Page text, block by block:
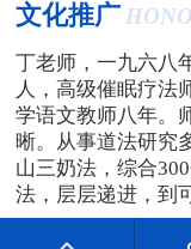
文化推广
丁老师，一九六八
人，高级催眠疗法
学语文教师八年。
晰。从事道法研究
山三奶法，综合
法，层层递进，到